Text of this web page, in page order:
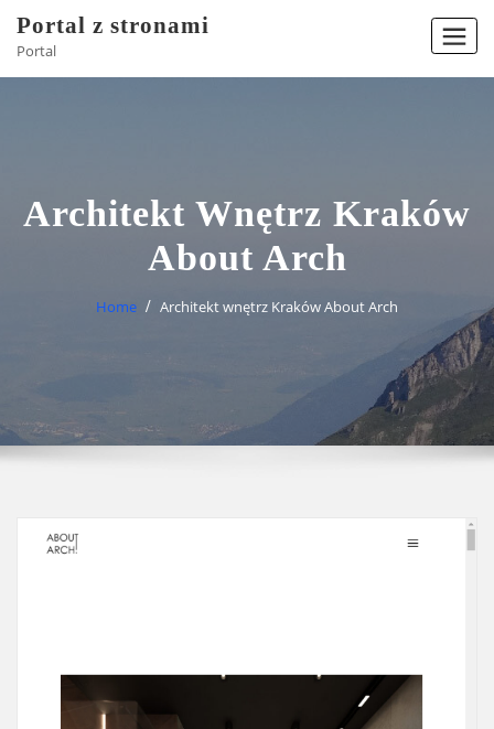
content
Portal z stronami
Portal
Architekt Wnętrz Kraków
About Arch
Home Architekt wnętrz Kraków About Arch